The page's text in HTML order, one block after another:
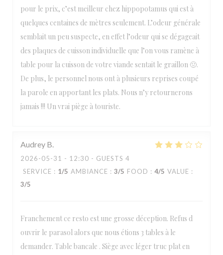
pour le prix, c’est meilleur chez hippopotamus qui est à
quelques centaines de mètres seulement. L’odeur générale
semblait un peu suspecte, en effet l’odeur qui se dégageait
des plaques de cuisson individuelle que l’on vous ramène à
table pour la cuisson de votre viande sentait le graillon 🤢.
De plus, le personnel nous ont à plusieurs reprises coupé
la parole en apportant les plats. Nous n’y retournerons
jamais !!! Un vrai piège à touriste.
Audrey B
2026-05-31 - 12:30 - GUESTS 4
SERVICE : 1/5 AMBIANCE : 3/5 FOOD : 4/5 VALUE :
3/5
Franchement ce resto est une grosse déception. Refus d
ouvrir le parasol alors que nous étions 3 tables à le
demander. Table bancale . Siège avec léger truc plat en